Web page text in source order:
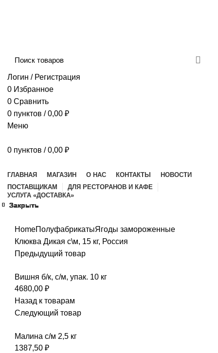
Логин / Регистрация
0 Избранное
0 Сравнить
0 пунктов / 0,00 ₽
Меню
0 пунктов / 0,00 ₽
ГЛАВНАЯ МАГАЗИН О НАС КОНТАКТЫ
НОВОСТИ
ПОСТАВЩИКАМ
ДЛЯ РЕСТОРАНОВ И КАФЕ
УСЛУГА «ДОСТАВКА»
HomeПолуфабрикатыЯгоды замороженные
Клюква Дикая с\м, 15 кг, Россия
Предыдущий товар
Вишня б/к, с/м, упак. 10 кг
4680,00 ₽
Назад к товарам
Следующий товар
Малина с/м 2,5 кг
1387,50 ₽
Закрыть
Закрыть
Закрыть
Закрыть
Закрыть
Закрыть
Закрыть
Закрыть
Закрыть
Закрыть
Закрыть
Закрыть
Закрыть
Закрыть